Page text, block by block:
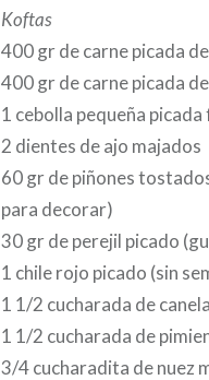
Koftas
400 gr de carne picada
400 gr de carne picada
1 cebolla pequeña picada
2 dientes de ajo majados
60 gr de piñones
para decorar)
30 gr de perejil picado
1 chile rojo picado (sin
1 1/2 cucharada de canela
1 1/2 cucharada de
3/4 cucharadita de nuez